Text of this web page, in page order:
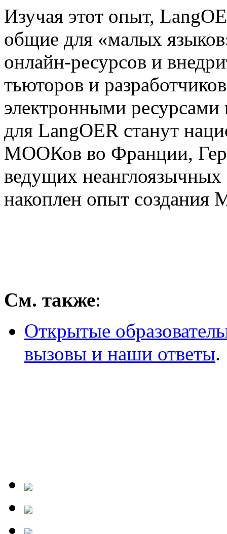
Изучая этот опыт,
общие для «малых
онлайн-ресурсов и
тьюторов и
электронными
для LangOER станут
МООКов во Франции,
ведущих
накоплен опыт
См. также:
Открытые
вызовы и наши ответы.